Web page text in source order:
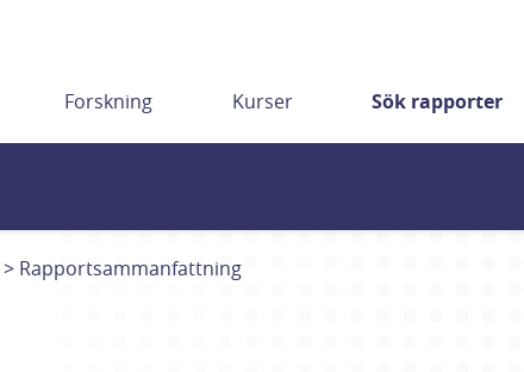
Forskning Kurser Sök rapporter
Rapportsammanfattning